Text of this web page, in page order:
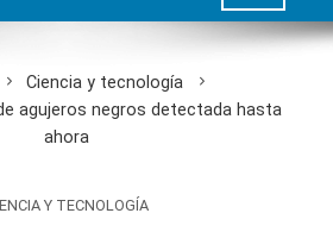
Ciencia y tecnología
agujeros negros detectada hasta
ahora
Y TECNOLOGÍA